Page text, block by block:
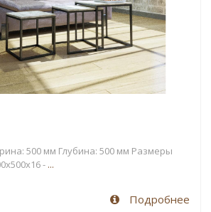
500 мм Глубина: 500 мм Размеры
- ...
Подробнее